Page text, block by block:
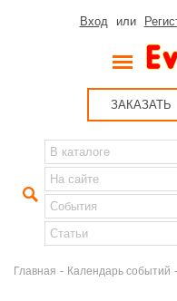
Вход или
ЗАКАЗАТЬ
Главная - Календарь событий